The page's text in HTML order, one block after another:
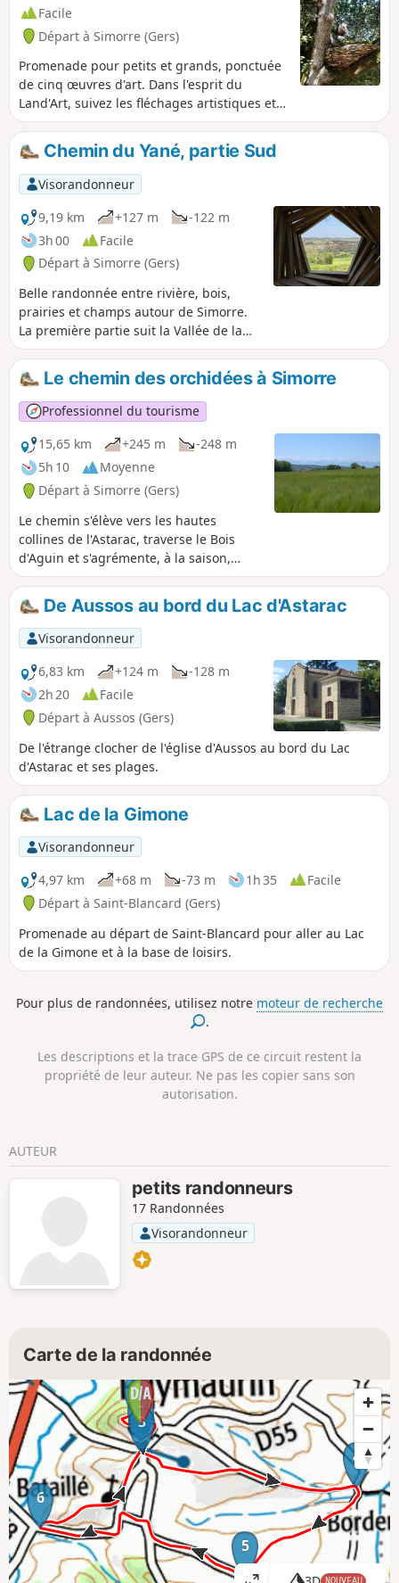
Facile
Départ à Simorre (Gers)
Promenade pour petits et grands, ponctuée
de cinq œuvres d'art. Dans l'esprit du
Land'Art, suivez les fléchages artistiques et
découvrez des œuvres en matériaux
naturels et/ou de récupération, installées en
pleine nature.Ouvrez bien les yeux et
adopter un autre regard sur
l'environnement.Plus de détails sur le
sentier auprès de l'Office de Tourisme
Coteaux Arrats Gimone
Chemin du Yané, partie Sud
Visorandonneur
9,19 km
+127 m
-122 m
3h 00
Facile
Départ à Simorre (Gers)
Belle randonnée entre rivière, bois,
prairies et champs autour de Simorre.
La première partie suit la Vallée de la
Gimone, le long des champs et dans des
bois puis le retour se fait le long des
crêtes avec de beaux panoramas.
Le chemin des orchidées à Simorre
Professionnel du tourisme
15,65 km
+245 m
-248 m
5h 10
Moyenne
Départ à Simorre (Gers)
Le chemin s'élève vers les hautes
collines de l'Astarac, traverse le Bois
d'Aguin et s'agrémente, à la saison,
d'orchidées sauvages.
De Aussos au bord du Lac d'Astarac
Visorandonneur
6,83 km
+124 m
-128 m
2h 20
Facile
Départ à Aussos (Gers)
De l'étrange clocher de l'église d'Aussos au bord du Lac
d'Astarac et ses plages.
Lac de la Gimone
Visorandonneur
4,97 km
+68 m -73 m 1h 35
Facile
Départ à Saint-Blancard (Gers)
Promenade au départ de Saint-Blancard pour aller au Lac
de la Gimone et à la base de loisirs.
Pour plus de randonnées, utilisez notre moteur de recherche
.
Les descriptions et la trace GPS de ce circuit restent la
propriété de leur auteur. Ne pas les copier sans son
autorisation.
AUTEUR
petits randonneurs
17 Randonnées
Visorandonneur
Carte de la randonnée
1
2
3
4
5
6
NOUVEAU